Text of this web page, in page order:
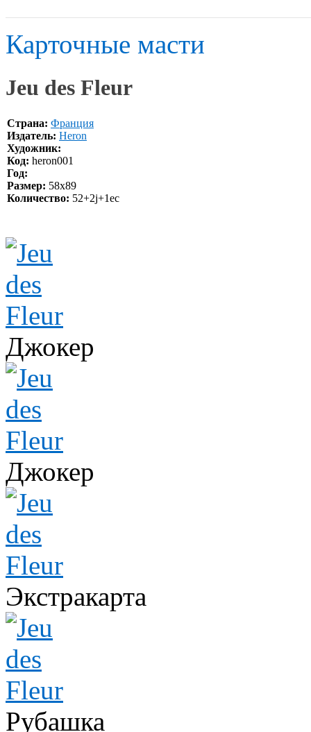
Карточные масти
Jeu des Fleur
Страна: Франция
Издатель: Heron
Художник:
Код: heron001
Год:
Размер: 58x89
Количество: 52+2j+1ес
Джокер
Джокер
Экстракарта
Рубашка